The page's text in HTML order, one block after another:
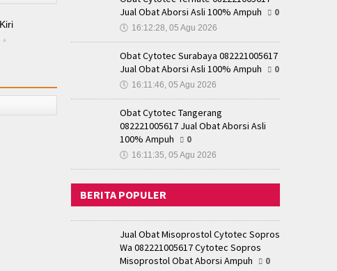
▴
Jual Obat Aborsi Asli 100% Ampuh
0
🕔 16:12:28, 05 Agu 2026
Obat Cytotec Surabaya 082221005617
Jual Obat Aborsi Asli 100% Ampuh
0
🕔 16:11:46, 05 Agu 2026
Obat Cytotec Tangerang
082221005617 Jual Obat Aborsi Asli
100% Ampuh
0
🕔 16:11:35, 05 Agu 2026
BERITA POPULER
Jual Obat Misoprostol Cytotec Sopros
Wa 082221005617 Cytotec Sopros
Misoprostol Obat Aborsi Ampuh
0